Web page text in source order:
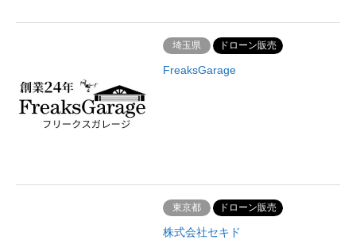
埼玉県 ドローン販売
FreaksGarage
東京都 ドローン販売
株式会社セキド